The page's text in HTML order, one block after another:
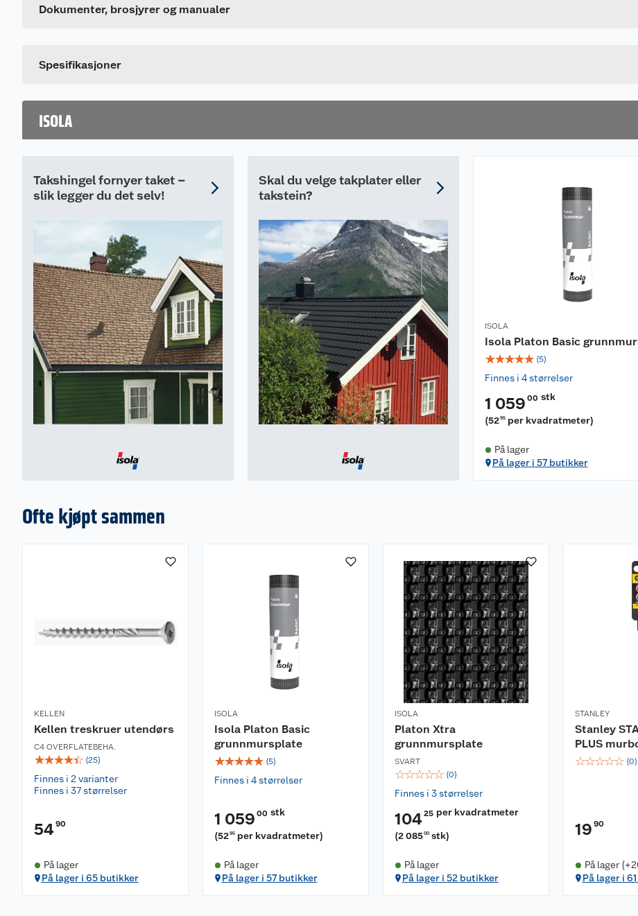
Dokumenter, brosjyrer og manualer
Spesifikasjoner
Leverandørens artikkelnummer
ISOLA
Takshingel fornyer taket –
slik legger du det selv!
Skal du velge takplater eller
takstein?
ISOLA
Isola Platon Basic
☆☆☆☆☆ (5)
Finnes i 4 størrelser
1 059 00 stk
(5295 per kvadratmeter)
På lager
På lager i 57 butikker
Ofte kjøpt sammen
KELLEN
Kellen treskruer utendørs
C4 OVERFLATEBEHA.
☆☆☆☆☆ (25)
Finnes i 2 varianter
Finnes i 37 størrelser
5490
På lager
På lager i 65 butikker
ISOLA
Isola Platon Basic
grunnmursplate
☆☆☆☆☆ (5)
Finnes i 4 størrelser
1 059 00 stk
(5295 per kvadratmeter)
På lager
På lager i 57 butikker
ISOLA
Platon Xtra
grunnmursplate
SVART
☆☆☆☆☆ (0)
Finnes i 3 størrelser
10425 per kvadratmeter
(2 08500 stk)
På lager
På lager i 52 butikker
STANLEY
Stanley
PLUS
☆☆☆☆☆ (0)
19 90
På lager
På lager i